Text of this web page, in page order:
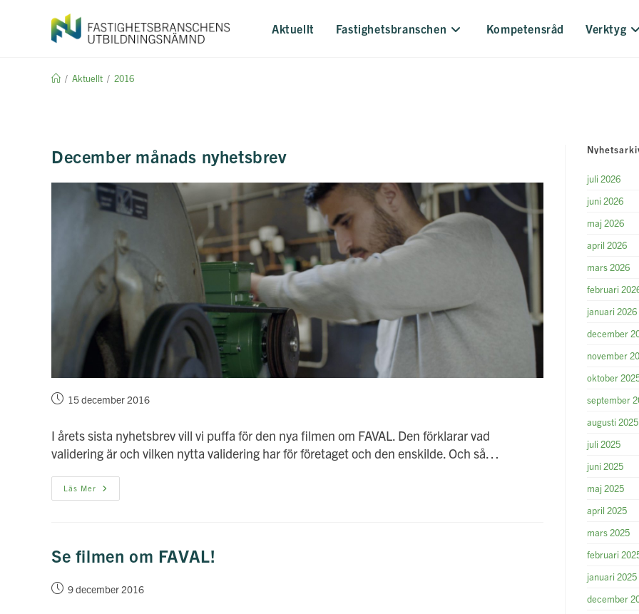
Aktuellt Fastighetsbranschen Kompetensråd Verktyg
/ Aktuellt / 2016
December månads nyhetsbrev
Inlägget15 december 2016
I årets sista nyhetsbrev vill vi puffa för den nya filmen om FAVAL. Den förklarar vad
validering är och vilken nytta validering har för företaget och den enskilde. Och så…
Läs Mer December
Månads
Se filmen om FAVAL!
Inlägget9 december 2016
juli 2026
juni 2026
maj 2026
april 2026
mars 2026
februari
januari 2026
december
november
oktober
september
augusti 2025
juli 2025
juni 2025
maj 2025
april 2025
mars 2025
februari
januari 2025
december